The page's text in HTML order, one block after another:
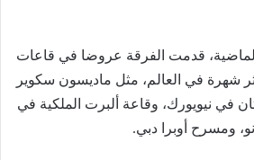
الـ 75 عاما الماضية، قدمت الفرقة عروضا في قاعات
شهرة في العالم، مثل ماديسون سكوير
في نيويورك، وقاعة ألبرت الملكية في
ومسرح أوبرا دبي.